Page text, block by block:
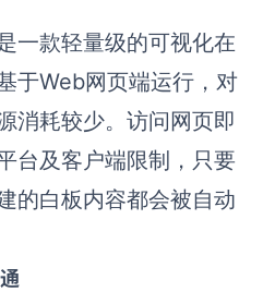
一款轻量级的可视化在
于Web网页端运行，对
消耗较少。访问网页即
台及客户端限制，只要
的白板内容都会被自动